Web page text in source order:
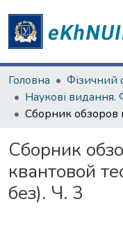
Головна
Фізичний
Сборник
квантовой
без). Ч. 3